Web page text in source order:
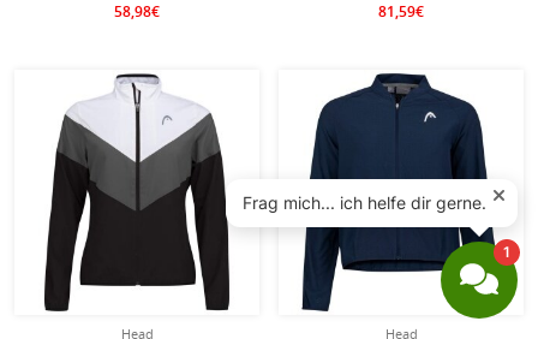
58,98€ 81,59€
Head Head